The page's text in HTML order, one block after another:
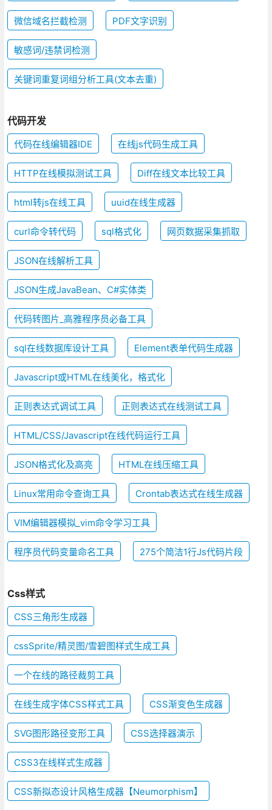
微信域名拦截检测 PDF文字识别
敏感词/违禁词检测
关键词重复词组分析工具(文本去重)
代码开发
代码在线编辑器IDE 在线js代码生成工具
HTTP在线模拟测试工具 Diff在线文本比较工具
html转js在线工具 uuid在线生成器
curl命令转代码 sql格式化 网页数据采集抓取
JSON在线解析工具
JSON生成JavaBean、C#实体类
代码转图片_高雅程序员必备工具
sql在线数据库设计工具 Element表单代码生成器
Javascript或HTML在线美化，格式化
正则表达式调试工具 正则表达式在线测试工具
HTML/CSS/Javascript在线代码运行工具
JSON格式化及高亮 HTML在线压缩工具
Linux常用命令查询工具 Crontab表达式在线生成器
VIM编辑器模拟_vim命令学习工具
程序员代码变量命名工具 275个简洁1行Js代码片段
Css样式
CSS三角形生成器
cssSprite/精灵图/雪碧图样式生成工具
一个在线的路径裁剪工具
在线生成字体CSS样式工具 CSS渐变色生成器
SVG图形路径变形工具 CSS选择器演示
CSS3在线样式生成器
CSS新拟态设计风格生成器【Neumorphism】